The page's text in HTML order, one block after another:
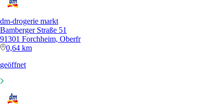
dm-drogerie markt
Bamberger Straße 51
91301 Forchheim, Oberfr
0,64 km
geöffnet